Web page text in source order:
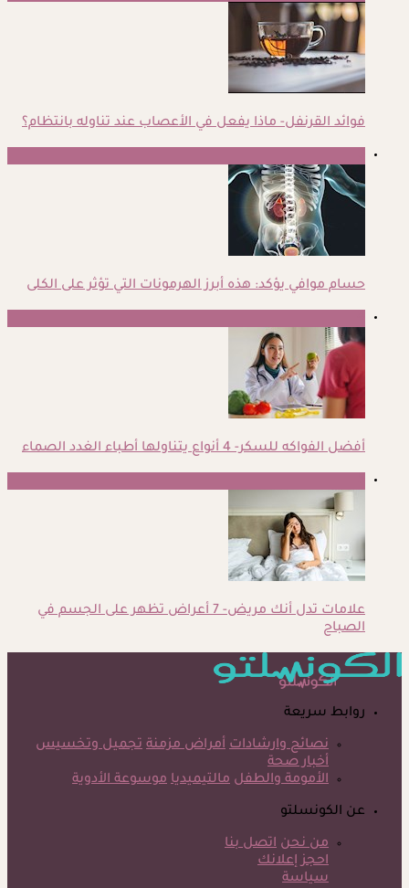
فوائد القرنفل- ماذا يفعل في الأعصاب عند تناوله بانتظام؟
حسام موافي يؤكد: هذه أبرز الهرمونات التي تؤثر على الكلى
أفضل الفواكه للسكر- 4 أنواع يتناولها أطباء الغدد الصماء
علامات تدل أنك مريض- 7 أعراض تظهر على الجسم في
الصباح
روابط سريعة
نصائح وارشادات أمراض مزمنة تجميل وتخسيس
أخبار صحة
الأمومة والطفل مالتيميديا موسوعة الأدوية
عن الكونسلتو
من نحن اتصل بنا
احجز إعلانك
سياسة